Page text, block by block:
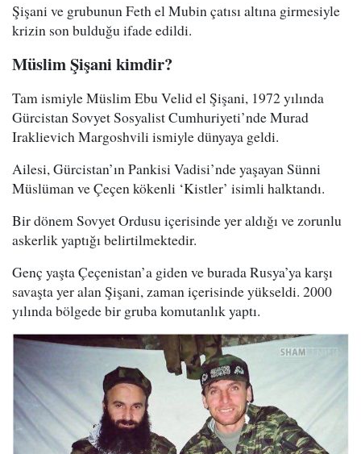
Şişani ve grubunun Feth el Mubin çatısı altına girmesiyle
krizin son bulduğu ifade edildi.
Müslim Şişani kimdir?
Tam ismiyle Müslim Ebu Velid el Şişani, 1972 yılında
Gürcistan Sovyet Sosyalist Cumhuriyeti’nde Murad
Iraklievich Margoshvili ismiyle dünyaya geldi.
Ailesi, Gürcistan’ın Pankisi Vadisi’nde yaşayan Sünni
Müslüman ve Çeçen kökenli ‘Kistler’ isimli halktandı.
Bir dönem Sovyet Ordusu içerisinde yer aldığı ve zorunlu
askerlik yaptığı belirtilmektedir.
Genç yaşta Çeçenistan’a giden ve burada Rusya’ya karşı
savaşta yer alan Şişani, zaman içerisinde yükseldi. 2000
yılında bölgede bir gruba komutanlık yaptı.